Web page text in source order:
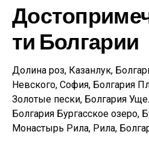
ти Болгарии
Долина роз, Казанлук,
Невского, София, Болгария
Золотые пески, Болгария
Болгария Бургасское озеро,
Монастырь Рила, Рила,